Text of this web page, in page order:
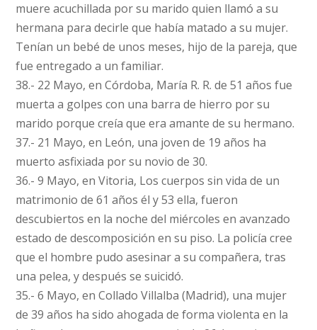
muere acuchillada por su marido quien llamó a su
hermana para decirle que había matado a su mujer.
Tenían un bebé de unos meses, hijo de la pareja, que
fue entregado a un familiar.
38.- 22 Mayo, en Córdoba, María R. R. de 51 años fue
muerta a golpes con una barra de hierro por su
marido porque creía que era amante de su hermano.
37.- 21 Mayo, en León, una joven de 19 años ha
muerto asfixiada por su novio de 30.
36.- 9 Mayo, en Vitoria, Los cuerpos sin vida de un
matrimonio de 61 años él y 53 ella, fueron
descubiertos en la noche del miércoles en avanzado
estado de descomposición en su piso. La policía cree
que el hombre pudo asesinar a su compañera, tras
una pelea, y después se suicidó.
35.- 6 Mayo, en Collado Villalba (Madrid), una mujer
de 39 años ha sido ahogada de forma violenta en la